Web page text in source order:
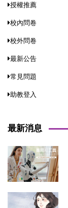
授權推薦
校內問卷
校外問卷
最新公告
常見問題
助教登入
最新消息